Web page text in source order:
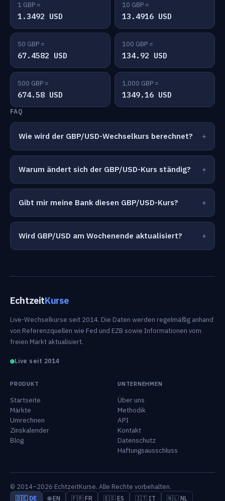
1 GBP =
1.3492 USD
10 GBP =
13.4916 USD
50 GBP =
67.4582 USD
100 GBP =
134.92 USD
500 GBP =
674.58 USD
1,000 GBP =
1349.16 USD
FAQ
Wie wird der GBP/USD-Wechselkurs berechnet?
Warum ändert sich der GBP/USD-Kurs ständig?
Gibt mir meine Bank diesen GBP/USD-Kurs?
Wird GBP/USD am Wochenende aktualisiert?
EchtzeitKurse
Live-Wechselkurse seit 2014. Die Daten werden regelmäßig anhand
von Referenzquellen wie Fed und EZB sowie Informationen vom
freien Markt aktualisiert.
Live seit 2014
PRODUKT
Startseite
Märkte
Umrechnen
Zinskalender
Blog
UNTERNEHMEN
Über uns
Methodik
API
Kontakt
Datenschutz
Haftungsausschluss
© 2014–2026 EchtzeitKurse. Alle Rechte vorbehalten.
🇩🇪 DE 🌐 EN 🇫🇷 FR 🇪🇸 ES 🇮🇹 IT 🇳🇱 NL